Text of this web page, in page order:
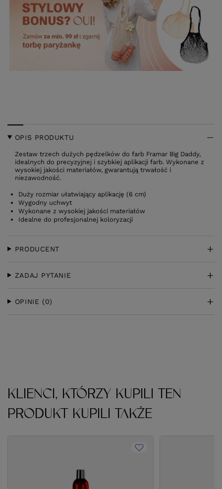
OPIS PRODUKTU
Zestaw trzech dużych pędzelków do farb Framar Big Daddy,
idealnych do precyzyjnej i szybkiej aplikacji farb. Wykonane z
wysokiej jakości materiałów, gwarantują trwałość i
niezawodność.
Duży rozmiar ułatwiający aplikację (6 cm)
Wygodny uchwyt
Wykonane z wysokiej jakości materiałów
Idealne do profesjonalnej koloryzacji
PRODUCENT
ZADAJ PYTANIE
OPINIE (0)
KLIENCI, KTÓRZY KUPILI TEN
PRODUKT KUPILI TAKŻE